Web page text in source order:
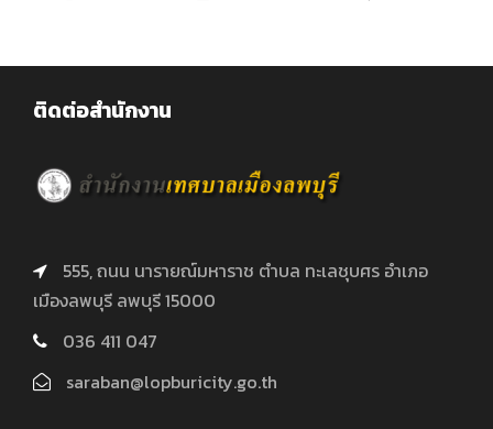
ติดต่อสำนักงาน
555, ถนน นารายณ์มหาราช ตำบล ทะเลชุบศร อำเภอ
เมืองลพบุรี ลพบุรี 15000
036 411 047
saraban@lopburicity.go.th